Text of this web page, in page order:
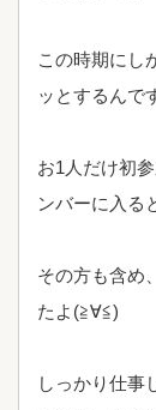
この時期にし
ッとするんで
お1人だけ初
ンバーに入る
その方も含め
たよ(≧∀≦)
しっかり仕事